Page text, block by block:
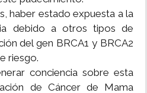
haber estado expuesta a la
debido a otros tipos de
del gen BRCA1 y BRCA2
riesgo.
conciencia sobre esta
de Cáncer de Mama